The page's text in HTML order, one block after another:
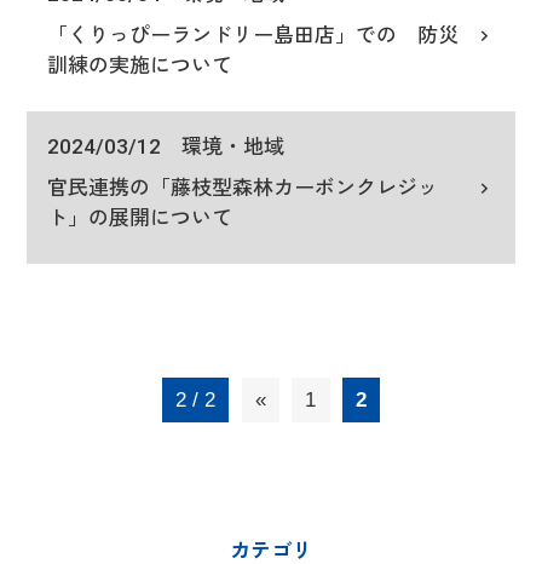
カテゴリ
「くりっぴーランドリー島田店」での 防災
訓練の実施について
2024/03/12
環境・地域
官民連携の「藤枝型森林カーボンクレジッ
ト」の展開について
2 / 2 « 1 2